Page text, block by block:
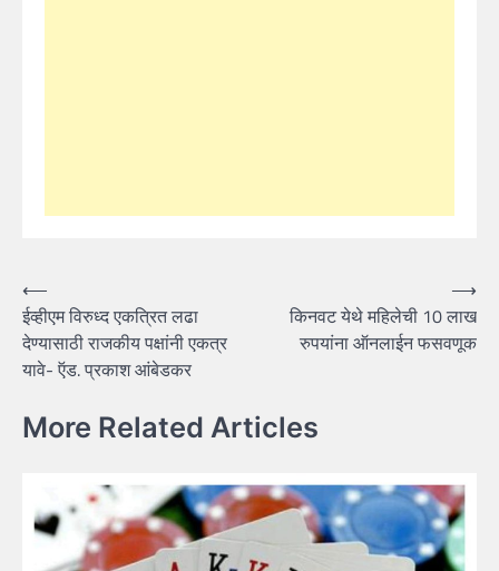
Post
navigation
⟵
ईव्हीएम विरुध्द एकत्रित लढा
देण्यासाठी राजकीय पक्षांनी एकत्र
यावे- ऍड. प्रकाश आंबेडकर
किनवट येथे महिलेची 10 लाख
रुपयांना ऑनलाईन फसवणूक
⟶
More Related Articles